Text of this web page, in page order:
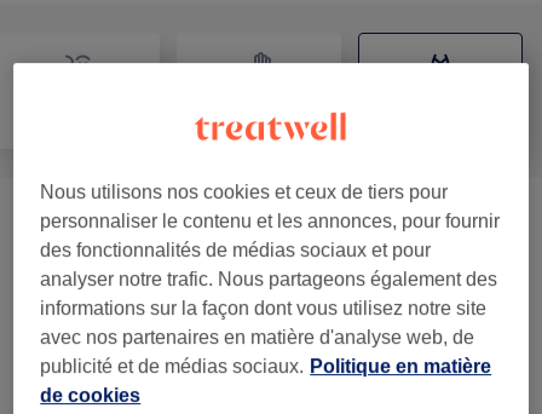
Massage Ancestral- Exclusivité Sur
Mesure (1)
à partir de 53 €
Avis sur l'établissement
Nous utilisons nos cookies et ceux de tiers pour
personnaliser le contenu et les annonces, pour fournir
des fonctionnalités de médias sociaux et pour
analyser notre trafic. Nous partageons également des
informations sur la façon dont vous utilisez notre site
avec nos partenaires en matière d'analyse web, de
publicité et de médias sociaux. Politique en matière
de cookies